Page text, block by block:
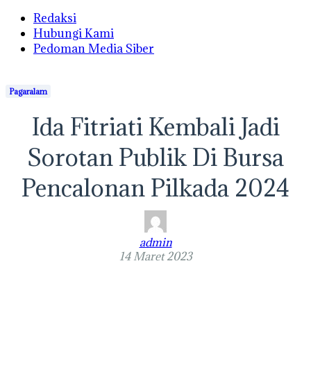
Redaksi
Hubungi Kami
Pedoman Media Siber
Pagaralam
Ida Fitriati Kembali Jadi
Sorotan Publik Di Bursa
Pencalonan Pilkada 2024
admin
14 Maret 2023